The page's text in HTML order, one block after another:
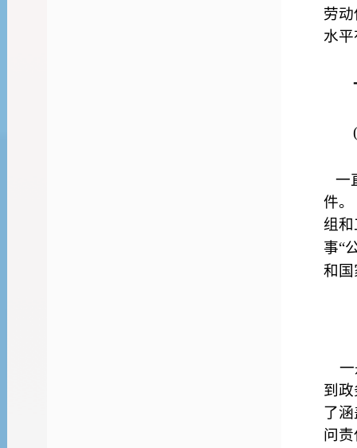
劳
水
一
件
组
事“
和
到
了
问